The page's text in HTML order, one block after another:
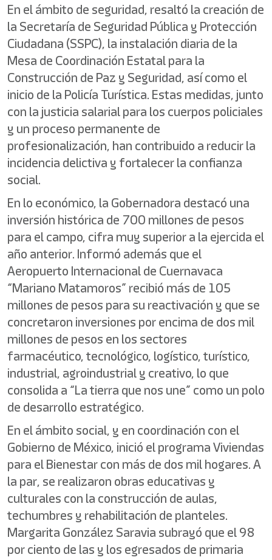
En el ámbito de seguridad, resaltó la creación de
la Secretaría de Seguridad Pública y Protección
Ciudadana (SSPC), la instalación diaria de la
Mesa de Coordinación Estatal para la
Construcción de Paz y Seguridad, así como el
inicio de la Policía Turística. Estas medidas, junto
con la justicia salarial para los cuerpos policiales
y un proceso permanente de
profesionalización, han contribuido a reducir la
incidencia delictiva y fortalecer la confianza
social.
En lo económico, la Gobernadora destacó una
inversión histórica de 700 millones de pesos
para el campo, cifra muy superior a la ejercida el
año anterior. Informó además que el
Aeropuerto Internacional de Cuernavaca
“Mariano Matamoros” recibió más de 105
millones de pesos para su reactivación y que se
concretaron inversiones por encima de dos mil
millones de pesos en los sectores
farmacéutico, tecnológico, logístico, turístico,
industrial, agroindustrial y creativo, lo que
consolida a “La tierra que nos une” como un polo
de desarrollo estratégico.
En el ámbito social, y en coordinación con el
Gobierno de México, inició el programa Viviendas
para el Bienestar con más de dos mil hogares. A
la par, se realizaron obras educativas y
culturales con la construcción de aulas,
techumbres y rehabilitación de planteles.
Margarita González Saravia subrayó que el 98
por ciento de las y los egresados de primaria